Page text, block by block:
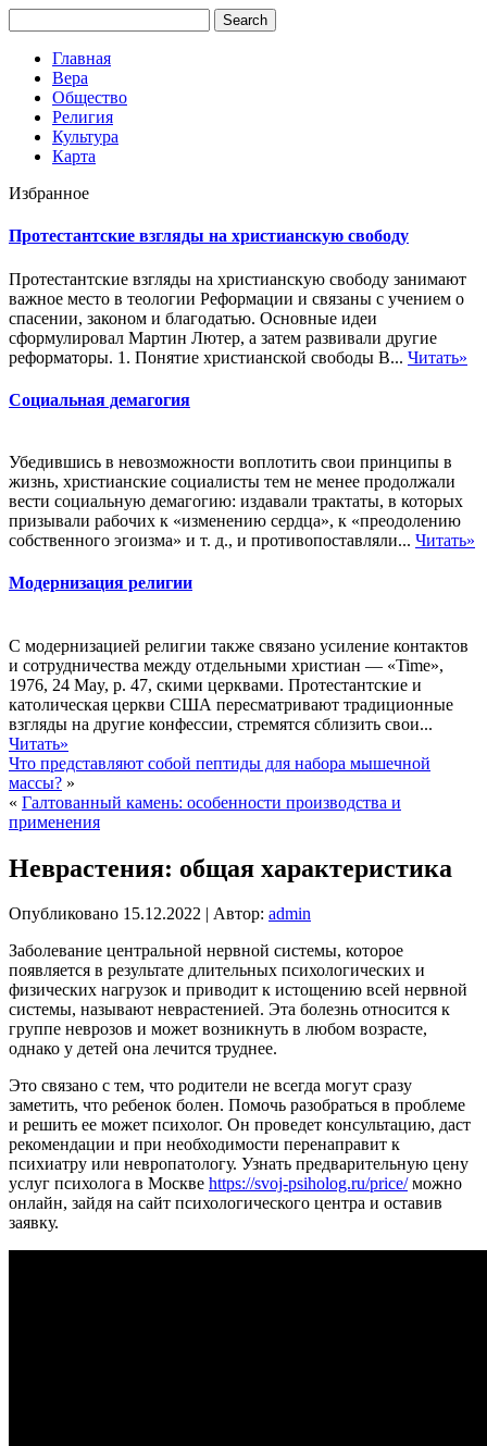
Главная
Вера
Общество
Религия
Культура
Карта
Избранное
Протестантские взгляды на христианскую свободу
Протестантские взгляды на христианскую свободу занимают
важное место в теологии Реформации и связаны с учением о
спасении, законом и благодатью. Основные идеи
сформулировал Мартин Лютер, а затем развивали другие
реформаторы. 1. Понятие христианской свободы В... Читать»
Социальная демагогия
Убедившись в невозможности воплотить свои принципы в
жизнь, христианские социалисты тем не менее продолжали
вести социальную демагогию: издавали трактаты, в которых
призывали рабочих к «изменению сердца», к «преодолению
собственного эгоизма» и т. д., и противопоставляли... Читать»
Модернизация религии
С модернизацией религии также связано усиление контактов
и сотрудничества между отдельными христиан — «Time»,
1976, 24 May, р. 47, скими церквами. Протестантские и
католическая церкви США пересматривают традиционные
взгляды на другие конфессии, стремятся сблизить свои...
Читать»
Что представляют собой пептиды для набора мышечной
массы? »
« Галтованный камень: особенности производства и
применения
Неврастения: общая характеристика
Опубликовано 15.12.2022 | Автор: admin
Заболевание центральной нервной системы, которое
появляется в результате длительных психологических и
физических нагрузок и приводит к истощению всей нервной
системы, называют неврастенией. Эта болезнь относится к
группе неврозов и может возникнуть в любом возрасте,
однако у детей она лечится труднее.
Это связано с тем, что родители не всегда могут сразу
заметить, что ребенок болен. Помочь разобраться в проблеме
и решить ее может психолог. Он проведет консультацию, даст
рекомендации и при необходимости перенаправит к
психиатру или невропатологу. Узнать предварительную цену
услуг психолога в Москве https://svoj-psiholog.ru/price/можно
онлайн, зайдя на сайт психологического центра и оставив
заявку.